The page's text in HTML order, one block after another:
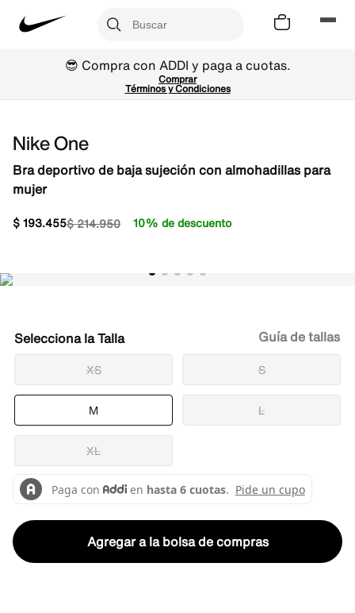
😎 Compra con ADDI y paga a cuotas.
Comprar
Términos y Condiciones
Nike One
Bra deportivo de baja sujeción con almohadillas para
mujer
$214.950
$193.455 10% de descuento
Talla
XS S
M L
XL
Guía de tallas
Agregar a la bolsa de compras